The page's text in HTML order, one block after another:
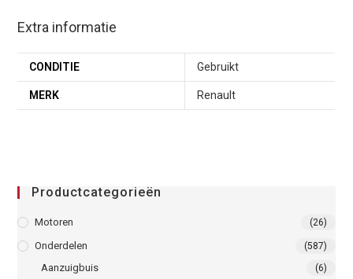
Extra informatie
CONDITIE Gebruikt
MERK Renault
Productcategorieën
Motoren (26)
Onderdelen (587)
Aanzuigbuis (6)